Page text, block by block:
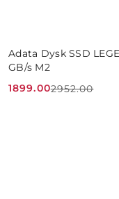
Adata Dysk SSD
GB/s M2
Cena
1899.00
Cena
2952.00